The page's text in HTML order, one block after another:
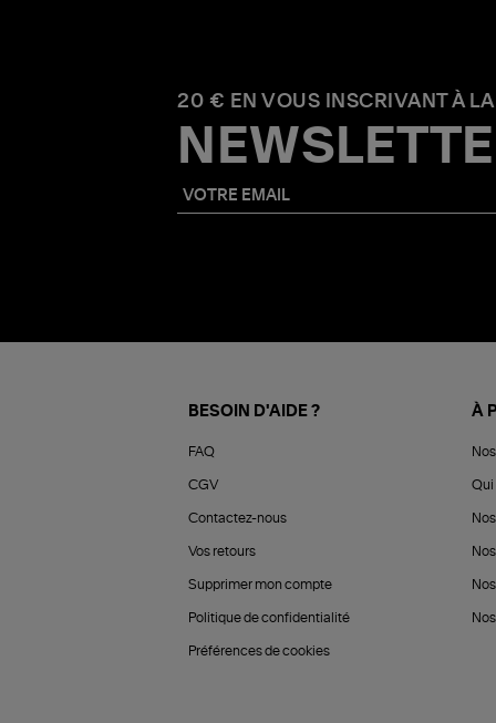
20 € EN VOUS INSCRIVANT À LA
BESOIN D'AIDE ?
FAQ
CGV
Contactez-nous
Vos retours
Supprimer mon compte
Politique de confidentialité
Préférences de cookies
À
Qui